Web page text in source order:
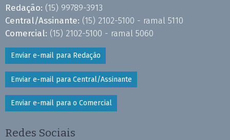
Redação: (15) 99789-3913
Central/Assinante: (15) 2102-5100 - ramal 5110
Comercial: (15) 2102-5100 - ramal 5060
Enviar e-mail para Redação
Enviar e-mail para Central/Assinante
Enviar e-mail para o Comercial
Redes Sociais